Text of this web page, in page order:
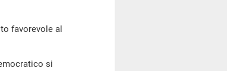
favorevole al
si